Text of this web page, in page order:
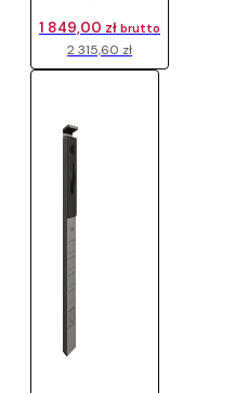
2 315,60 zł
1 849,00 zł brutto